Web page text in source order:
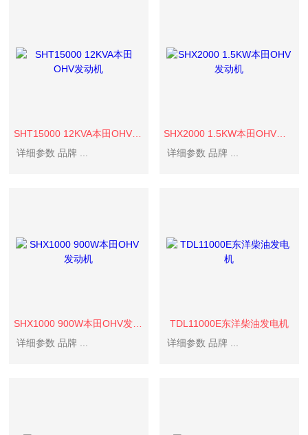
SHT15000 12KVA本田OHV发动机
SHX1000 900W本田OHV发动机
TDL11000E东洋柴油发电机